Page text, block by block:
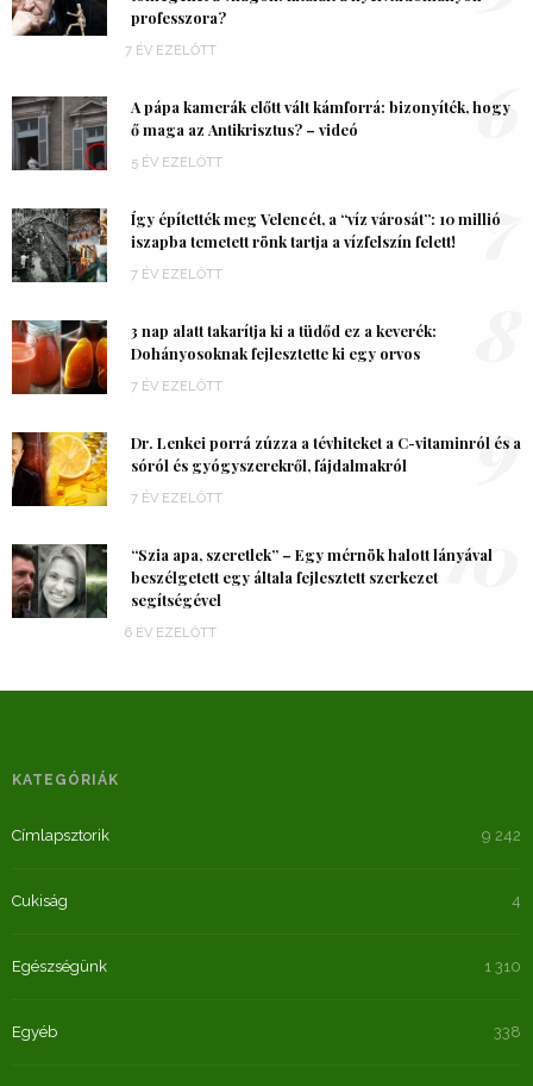
professzora?
7 ÉV EZELŐTT
A pápa kamerák előtt vált kámforrá: bizonyíték, hogy
ő maga az Antikrisztus? – videó
5 ÉV EZELŐTT
6
Így építették meg Velencét, a “víz városát”: 10 millió
iszapba temetett rönk tartja a vízfelszín felett!
7 ÉV EZELŐTT
7
3 nap alatt takarítja ki a tüdőd ez a keverék:
Dohányosoknak fejlesztette ki egy orvos
7 ÉV EZELŐTT
Dr. Lenkei porrá zúzza a tévhiteket a C-vitaminról és a
sóról és gyógyszerekről, fájdalmakról
7 ÉV EZELŐTT
9
“Szia apa, szeretlek” – Egy mérnök halott lányával
beszélgetett egy általa fejlesztett szerkezet
segítségével
6 ÉV EZELŐTT
10
KATEGÓRIÁK
Címlapsztorik 9 242
Cukiság 4
Egészségünk 1 310
Egyéb 338